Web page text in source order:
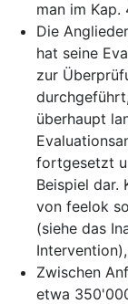
man im Kap.
Die
hat seine
zur
überhaupt
fortgesetzt
Beispiel dar.
von feelok
(siehe das
Zwischen
etwa